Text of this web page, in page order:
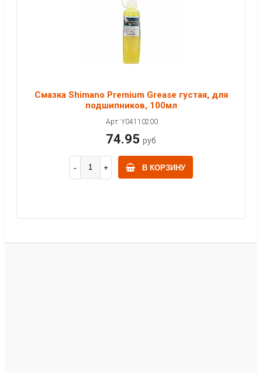
Смазка Shimano Premium Grease густая, для
подшипников, 100мл
Арт: Y04110200
74.95 руб
В КОРЗИНУ